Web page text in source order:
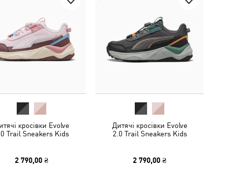
кросівки Evolve
Trail Sneakers Kids
2 790,00 ₴
Дитячі кросівки Evolve
2.0 Trail Sneakers Kids
2 790,00 ₴